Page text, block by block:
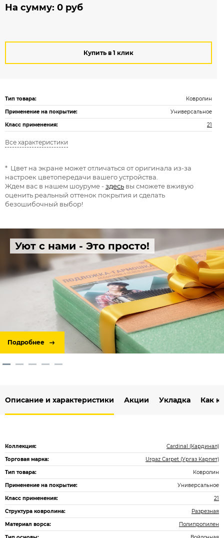
На сумму: 0 руб
Купить в 1 клик
Тип товара:
Ковролин
Применение на покрытие:
Универсальное
Класс применения:
21
Все характеристики
* Цвет на экране может отличаться от оригинала из-за
настроек цветопередачи вашего устройства.
Ждем вас в нашем шоуруме -здесь вы сможете вживую
оценить реальный оттенок покрытия и сделать
безошибочный выбор!
Уют с нами - Это просто!
Подробнее
Описание и характеристики Акции Укладка Как
Коллекция:
Cardinal (Кардинал)
Торговая марка:
Urgaz Carpet (Ургаз Карпет)
Тип товара:
Ковролин
Применение на покрытие:
Универсальное
Класс применения:
21
Структура ковролина:
Разрезная
Материал ворса:
Полипропилен